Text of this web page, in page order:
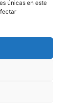
únicas en este